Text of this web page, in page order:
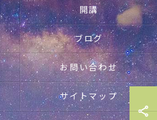
開講
ブログ
お問い合わせ
サイトマップ